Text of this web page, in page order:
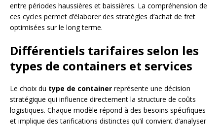
entre périodes haussières et baissières. La compréhension de
ces cycles permet d’élaborer des stratégies d’achat de fret
optimisées sur le long terme.
Différentiels tarifaires selon les
types de containers et services
Le choix du type de container représente une décision
stratégique qui influence directement la structure de coûts
logistiques. Chaque modèle répond à des besoins spécifiques
et implique des tarifications distinctes qu’il convient d’analyser